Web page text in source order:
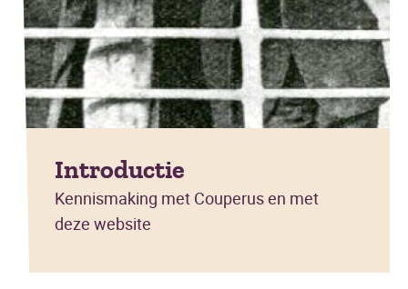
Introductie
Kennismaking met Couperus en met
deze website